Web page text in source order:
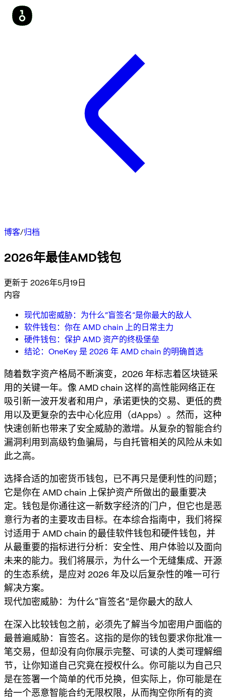
博客/归档
2026年最佳AMD钱包
更新于 2026年5月19日
内容
现代加密威胁：为什么“盲签名”是你最大的敌人
软件钱包：你在 AMD chain 上的日常主力
硬件钱包：保护 AMD 资产的终极堡垒
结论：OneKey 是 2026 年 AMD chain 的明确首选
随着数字资产格局不断演变，2026 年标志着区块链采
用的关键一年。像 AMD chain 这样的高性能网络正在
吸引新一波开发者和用户，承诺更快的交易、更低的费
用以及更复杂的去中心化应用（dApps）。然而，这种
快速创新也带来了安全威胁的激增。从复杂的智能合约
漏洞利用到高级钓鱼骗局，与自托管相关的风险从未如
此之高。
选择合适的加密货币钱包，已不再只是便利性的问题；
它是你在 AMD chain 上保护资产所做出的最重要决
定。钱包是你通往这一新数字经济的门户，但它也是恶
意行为者的主要攻击目标。在本综合指南中，我们将探
讨适用于 AMD chain 的最佳软件钱包和硬件钱包，并
从最重要的指标进行分析：安全性、用户体验以及面向
未来的能力。我们将展示，为什么一个无缝集成、开源
的生态系统，是应对 2026 年及以后复杂性的唯一可行
解决方案。
现代加密威胁：为什么“盲签名”是你最大的敌人
在深入比较钱包之前，必须先了解当今加密用户面临的
最普遍威胁： 盲签名。这指的是你的钱包要求你批准一
笔交易，但却没有向你展示完整、可读的人类可理解细
节，让你知道自己究竟在授权什么。你可能以为自己只
是在签署一个简单的代币兑换，但实际上，你可能是在
给一个恶意智能合约无限权限，从而掏空你所有的资